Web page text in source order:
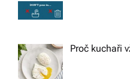
Proč kuchaři